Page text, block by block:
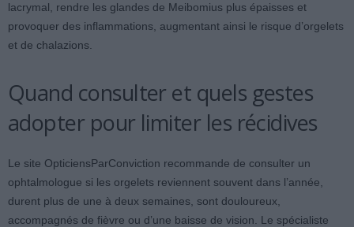
lacrymal, rendre les glandes de Meibomius plus épaisses et
provoquer des inflammations, augmentant ainsi le risque d’orgelets
et de chalazions.
Quand consulter et quels gestes
adopter pour limiter les récidives
Le site OpticiensParConviction recommande de consulter un
ophtalmologue si les orgelets reviennent souvent dans l’année,
durent plus de une à deux semaines, sont douloureux,
accompagnés de fièvre ou d’une baisse de vision. Le spécialiste